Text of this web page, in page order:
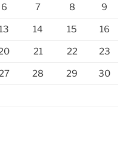
6 7 8 9
14 15 16
21 22 23
28 29 30